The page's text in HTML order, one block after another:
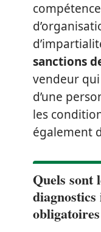
sanctions
vendeur
d’une
les
également
Quels sont